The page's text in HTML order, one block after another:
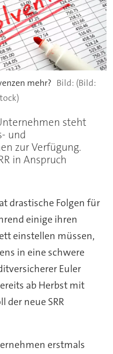
mehr?
(Bild:
steht
und
zur Verfügung.
in Anspruch
drastische Folgen für
einige ihren
einstellen müssen,
in eine schwere
Euler
ab Herbst mit
der neue SRR
erstmals